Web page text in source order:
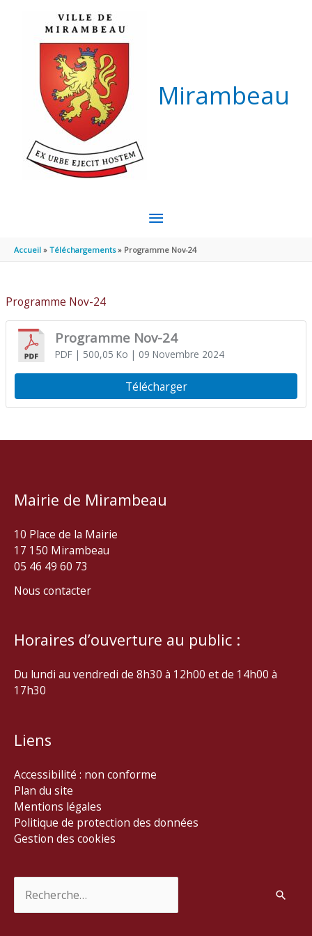
Mirambeau
MENU
PRINCIPAL
Accueil Téléchargements Programme Nov-24
Programme Nov-24
Programme Nov-24
PDF| 500,05 Ko | 09 Novembre 2024
Télécharger
Mairie de Mirambeau
10 Place de la Mairie
17 150 Mirambeau
05 46 49 60 73
Nous contacter
Horaires d’ouverture au public :
Du lundi au vendredi de 8h30 à 12h00 et de 14h00 à
17h30
Liens
Accessibilité : non conforme
Plan du site
Mentions légales
Politique de protection des données
Gestion des cookies